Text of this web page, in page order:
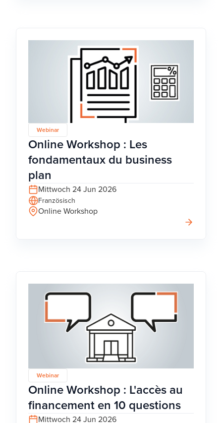
Webinar
Online Workshop : Les
fondamentaux du business
plan
Mittwoch 24 Jun 2026
Französisch
Online Workshop
Webinar
Online Workshop : L'accès au
financement en 10 questions
Mittwoch 24 Jun 2026